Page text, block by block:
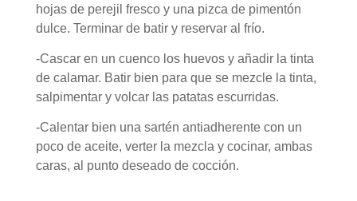
hojas de perejil fresco y una pizca de pimentón
dulce. Terminar de batir y reservar al frío.
-Cascar en un cuenco los huevos y añadir la tinta
de calamar. Batir bien para que se mezcle la tinta,
salpimentar y volcar las patatas escurridas.
-Calentar bien una sartén antiadherente con un
poco de aceite, verter la mezcla y cocinar, ambas
caras, al punto deseado de cocción.